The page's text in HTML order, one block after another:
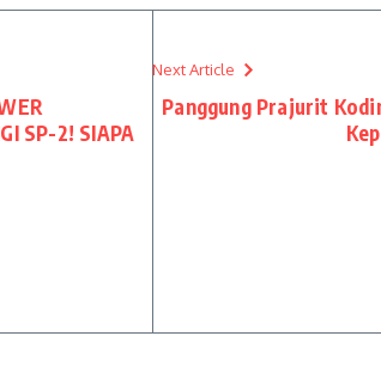
SP-2! SIAPA
Next Article
Panggung Prajurit